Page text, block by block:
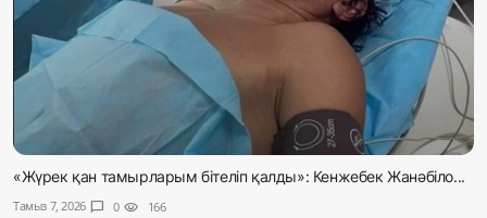
«Жүрек қан тамырларым бітеліп қалды»: Кенжебек Жанәбіло...
Тамыз 7, 2026 chat_bubble 0 visibility 166